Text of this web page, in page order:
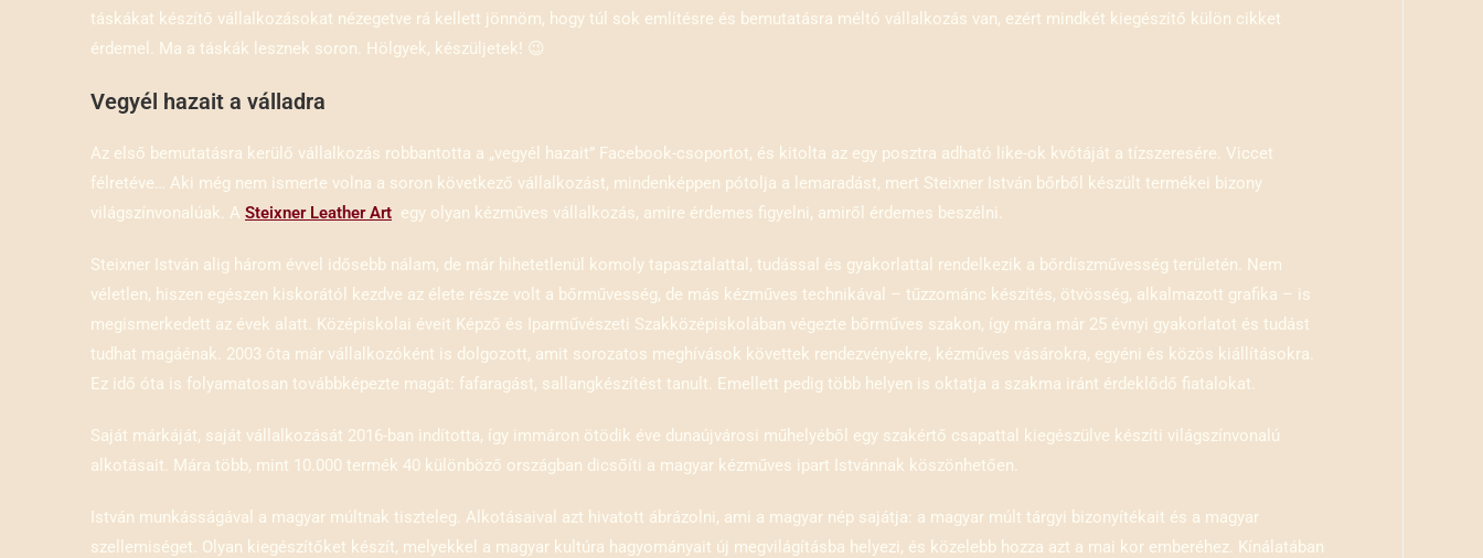
táskákat készítő vállalkozásokat nézegetve rá kellett jönnöm, hogy túl sok említésre és bemutatásra méltó vállalkozás van, ezért mindkét kiegészítő külön cikket
érdemel. Ma a táskák lesznek soron. Hölgyek, készüljetek! 😉
Vegyél hazait a válladra
Az első bemutatásra kerülő vállalkozás robbantotta a „vegyél hazait” Facebook-csoportot, és kitolta az egy posztra adható like-ok kvótáját a tízszeresére. Viccet
félretéve… Aki még nem ismerte volna a soron következő vállalkozást, mindenképpen pótolja a lemaradást, mert Steixner István bőrből készült termékei bizony
világszínvonalúak. A Steixner Leather Art egy olyan kézműves vállalkozás, amire érdemes figyelni, amiről érdemes beszélni.
Steixner István alig három évvel idősebb nálam, de már hihetetlenül komoly tapasztalattal, tudással és gyakorlattal rendelkezik a bőrdíszművesség területén. Nem
véletlen, hiszen egészen kiskorától kezdve az élete része volt a bőrművesség, de más kézműves technikával – tűzzománc készítés, ötvösség, alkalmazott grafika – is
megismerkedett az évek alatt. Középiskolai éveit Képző és Iparművészeti Szakközépiskolában végezte bőrműves szakon, így mára már 25 évnyi gyakorlatot és tudást
tudhat magáénak. 2003 óta már vállalkozóként is dolgozott, amit sorozatos meghívások követtek rendezvényekre, kézműves vásárokra, egyéni és közös kiállításokra.
Ez idő óta is folyamatosan továbbképezte magát: fafaragást, sallangkészítést tanult. Emellett pedig több helyen is oktatja a szakma iránt érdeklődő fiatalokat.
Saját márkáját, saját vállalkozását 2016-ban indította, így immáron ötödik éve dunaújvárosi műhelyéből egy szakértő csapattal kiegészülve készíti világszínvonalú
alkotásait. Mára több, mint 10.000 termék 40 különböző országban dicsőíti a magyar kézműves ipart Istvánnak köszönhetően.
István munkásságával a magyar múltnak tiszteleg. Alkotásaival azt hivatott ábrázolni, ami a magyar nép sajátja: a magyar múlt tárgyi bizonyítékait és a magyar
szellemiséget. Olyan kiegészítőket készít, melyekkel a magyar kultúra hagyományait új megvilágításba helyezi, és közelebb hozza azt a mai kor emberéhez. Kínálatában